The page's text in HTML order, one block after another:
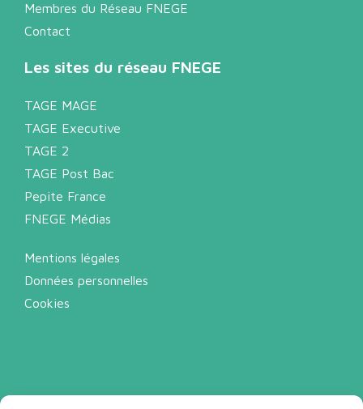
Membres du Réseau FNEGE
Contact
Les sites du réseau FNEGE
TAGE MAGE
TAGE Executive
TAGE 2
TAGE Post Bac
Pepite France
FNEGE Médias
Mentions légales
Données personnelles
Cookies